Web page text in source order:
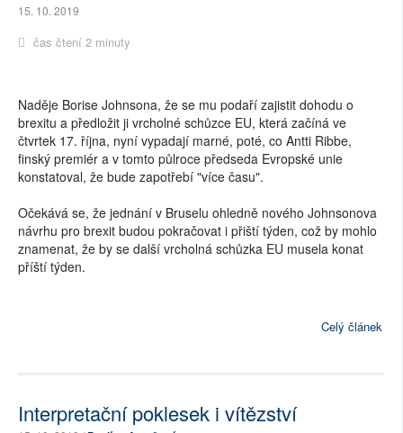
15. 10. 2019
čas čtení 2 minuty
Naděje Borise Johnsona, že se mu podaří zajistit dohodu o
brexitu a předložit ji vrcholné schůzce EU, která začíná ve
čtvrtek 17. října, nyní vypadají marné, poté, co Antti Ribbe,
finský premiér a v tomto půlroce předseda Evropské unie
konstatoval, že bude zapotřebí "více času".
Očekává se, že jednání v Bruselu ohledně nového Johnsonova
návrhu pro brexit budou pokračovat i přiští týden, což by mohlo
znamenat, že by se další vrcholná schůzka EU musela konat
příští týden.
Celý článek
Interpretační poklesek i vítězství